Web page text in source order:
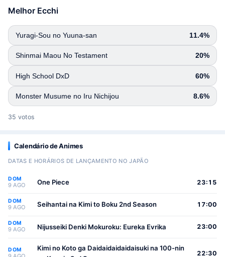
Melhor Ecchi
Yuragi-Sou no Yuuna-san 11.4%
Shinmai Maou No Testament 20%
High School DxD 60%
Monster Musume no Iru Nichijou 8.6%
35 votos
Calendário de Animes
DATAS E HORÁRIOS DE LANÇAMENTO NO JAPÃO
DOM
9 AGO One Piece 23:15
DOM
9 AGO Seihantai na Kimi to Boku 2nd Season 17:00
DOM
9 AGO Nijusseiki Denki Mokuroku: Eureka Evrika 23:00
DOM
Kimi no Koto ga Daidaidaidaidaisuki na 100-nin
22:30